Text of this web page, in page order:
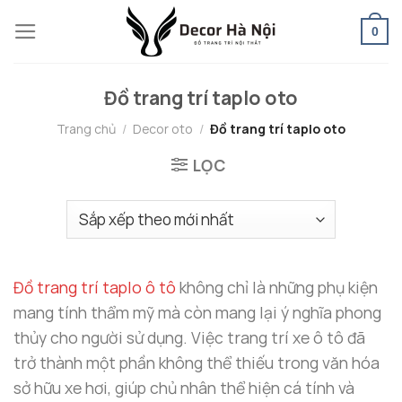
to
0
Đồ trang trí taplo oto
Trang chủ / Decor oto / Đồ trang trí taplo oto
LỌC
Đồ trang trí taplo ô tô không chỉ là những phụ kiện
mang tính thẩm mỹ mà còn mang lại ý nghĩa phong
thủy cho người sử dụng. Việc trang trí xe ô tô đã
trở thành một phần không thể thiếu trong văn hóa
sở hữu xe hơi, giúp chủ nhân thể hiện cá tính và